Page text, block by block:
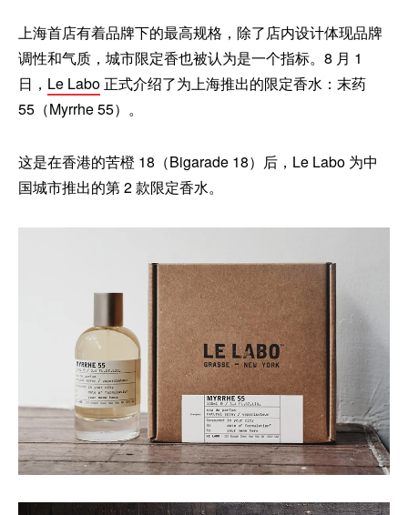
上海首店有着品牌下的最高规格，除了店内设计体现品牌
调性和气质，城市限定香也被认为是一个指标。8 月 1
日， Le Labo 正式介绍了为上海推出的限定香水：末药
55（Myrrhe 55）。
这是在香港的苦橙 18（Bigarade 18）后，Le Labo 为中
国城市推出的第 2 款限定香水。